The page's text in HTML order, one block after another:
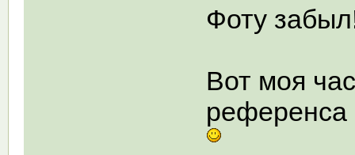
Фоту
Вот моя
референса